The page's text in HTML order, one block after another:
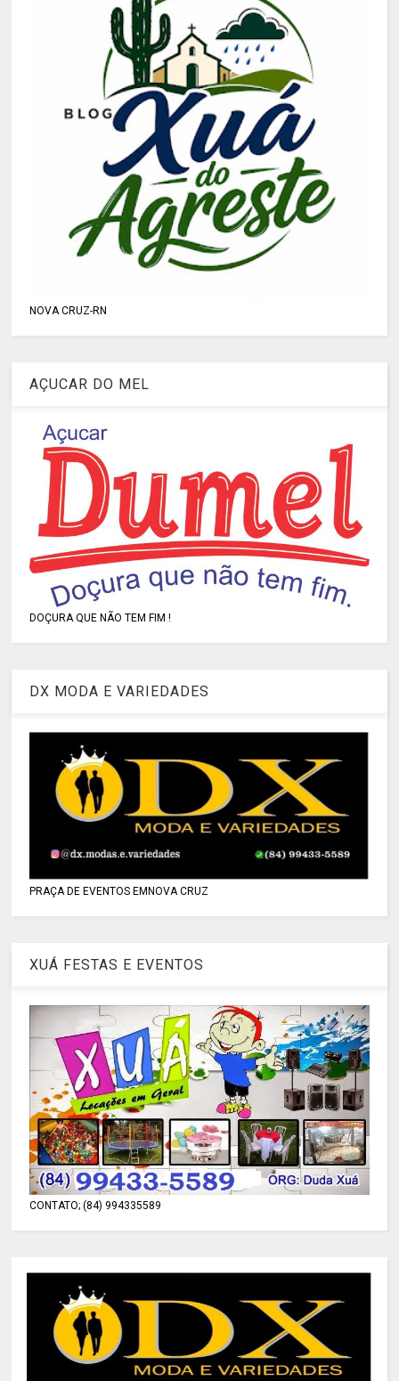
NOVA CRUZ-RN
AÇUCAR DO MEL
DOÇURA QUE NÃO TEM FIM !
DX MODA E VARIEDADES
PRAÇA DE EVENTOS EMNOVA CRUZ
XUÁ FESTAS E EVENTOS
CONTATO; (84) 994335589